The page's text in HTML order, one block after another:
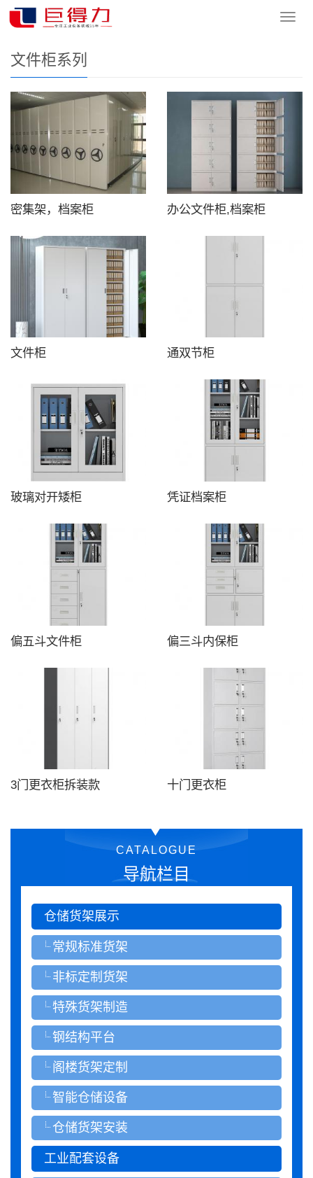
导
您的位置：网站首页
文件柜系列
密集架，档案柜 办公文件柜,档案柜
文件柜 通双节柜
玻璃对开矮柜 凭证档案柜
偏五斗文件柜 偏三斗内保柜
3门更衣柜拆装款 十门更衣柜
CATALOGUE
导航栏目
仓储货架展示
常规标准货架
非标定制货架
特殊货架制造
钢结构平台
阁楼货架定制
智能仓储设备
仓储货架安装
工业配套设备